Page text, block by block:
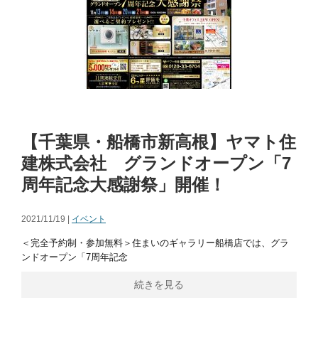
【千葉県・船橋市新高根】ヤマト住
建株式会社 グランドオープン「7
周年記念大感謝祭」開催！
2021/11/19 | イベント
＜完全予約制・参加無料＞住まいのギャラリー船橋店では、グラ
ンドオープン「7周年記念
続きを見る